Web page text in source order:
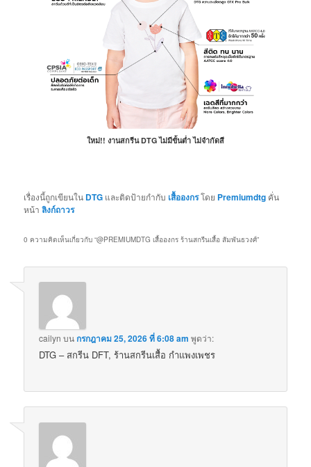
ใหม่!! งานสกรีน DTG ไม่มีขั้นต่ำ ไม่จำกัดสี
เรื่องนี้ถูกเขียนใน DTG และติดป้ายกำกับ เสื้อองกรโดย Premiumdtg คั่น
หน้าลิงก์ถาวร
0 ความคิดเห็นเกี่ยวกับ “@PREMIUMDTG เสื้อองกร ร้านสกรีนเสื้อ สัมพันธวงศ์”
cailyn บนกรกฎาคม 25, 2026 ที่ 6:08 am พูดว่า:
DTG – สกรีน DFT, ร้านสกรีนเสื้อ กำแพงเพชร